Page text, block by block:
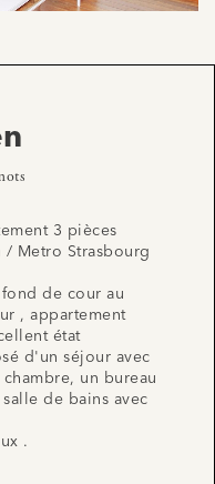
3 pièces
/ Metro Strasbourg
de cour au
, appartement
état
d'un séjour avec
un bureau
de bains avec
.